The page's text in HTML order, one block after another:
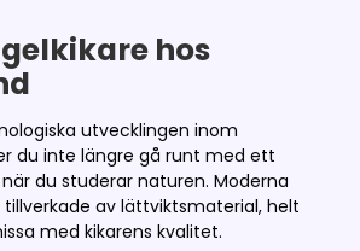
hos
utvecklingen inom
du inte längre gå runt med ett
du studerar naturen. Moderna
tillverkade av lättviktsmaterial, helt
med kikarens kvalitet.